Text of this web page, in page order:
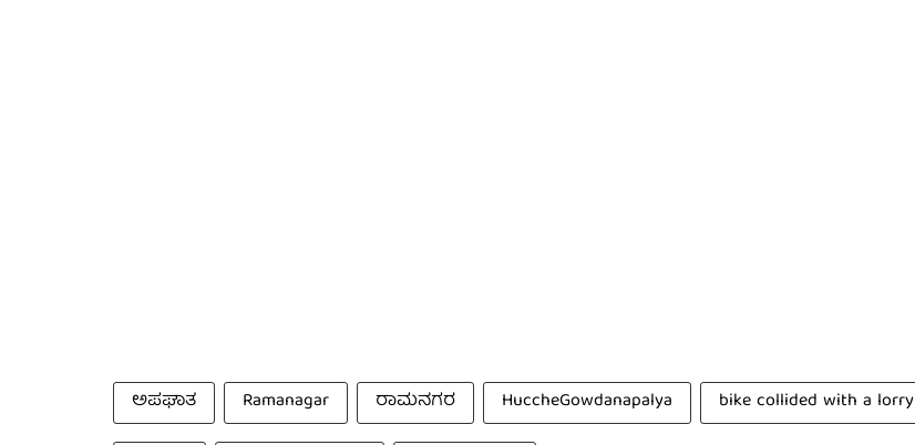
ಅಪಘಾತ Ramanagar ರಾಮನಗರ HuccheGowdanapalya
bike collided with a lorry